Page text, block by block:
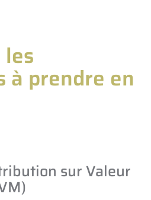
à prendre en
sur Valeur